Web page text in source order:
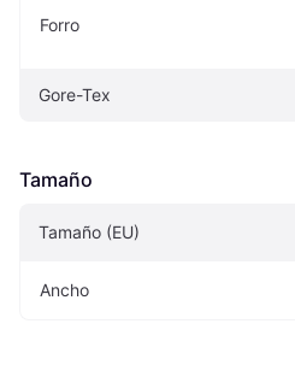
Forro
Gore-Tex
Tamaño
Tamaño (EU)
Ancho